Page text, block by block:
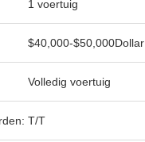
1 voertuig
$40,000-$50,000Dollar
Volledig voertuig
T/T